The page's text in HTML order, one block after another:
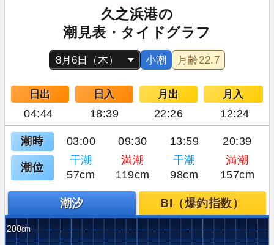
久之浜港の
潮見表・タイドグラフ
小潮 月齢22.7
日出 日入 月出 月入
04:44 18:39 22:26 12:24
潮時 03:00 09:30 13:59 20:39
潮位
干潮 満潮 干潮
満潮
57cm
119cm 98cm 157cm
潮汐 BI（爆釣指数）
200